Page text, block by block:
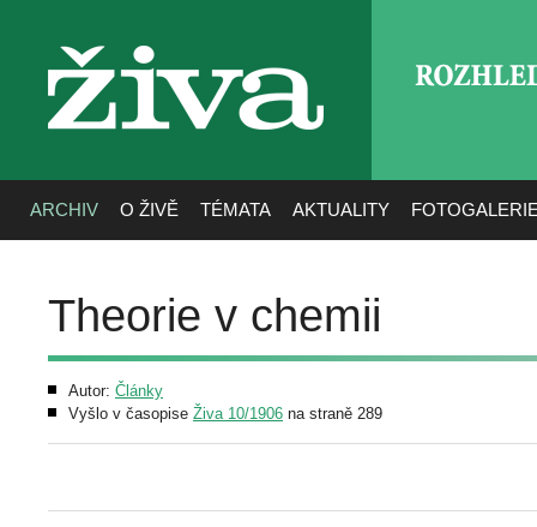
živa
ARCHIV O ŽIVĚ TÉMATA AKTUALITY
Theorie v chemii
Autor: Články
Vyšlo v časopise Živa 10/1906 na straně 289